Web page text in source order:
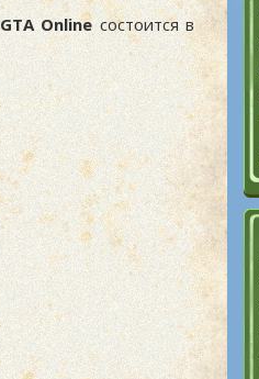
GTA Onlineсостоится в